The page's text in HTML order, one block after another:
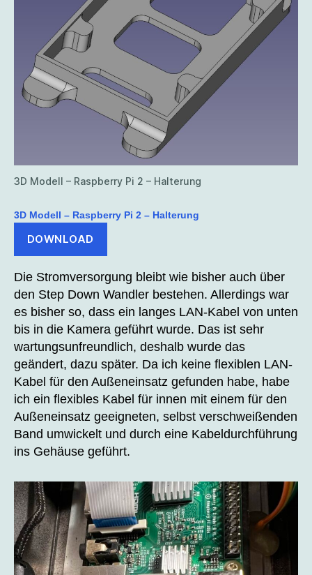
3D Modell – Raspberry Pi 2 – Halterung
3D Modell – Raspberry Pi 2 – Halterung
DOWNLOAD
Die Stromversorgung bleibt wie bisher auch über
den Step Down Wandler bestehen. Allerdings war
es bisher so, dass ein langes LAN-Kabel von unten
bis in die Kamera geführt wurde. Das ist sehr
wartungsunfreundlich, deshalb wurde das
geändert, dazu später. Da ich keine flexiblen LAN-
Kabel für den Außeneinsatz gefunden habe, habe
ich ein flexibles Kabel für innen mit einem für den
Außeneinsatz geeigneten, selbst verschweißenden
Band umwickelt und durch eine Kabeldurchführung
ins Gehäuse geführt.